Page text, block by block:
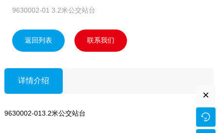
9630002-01 3.2米公交站台
返回列表 联系我们
详情介绍
9630002-013.2米公交站台
×
